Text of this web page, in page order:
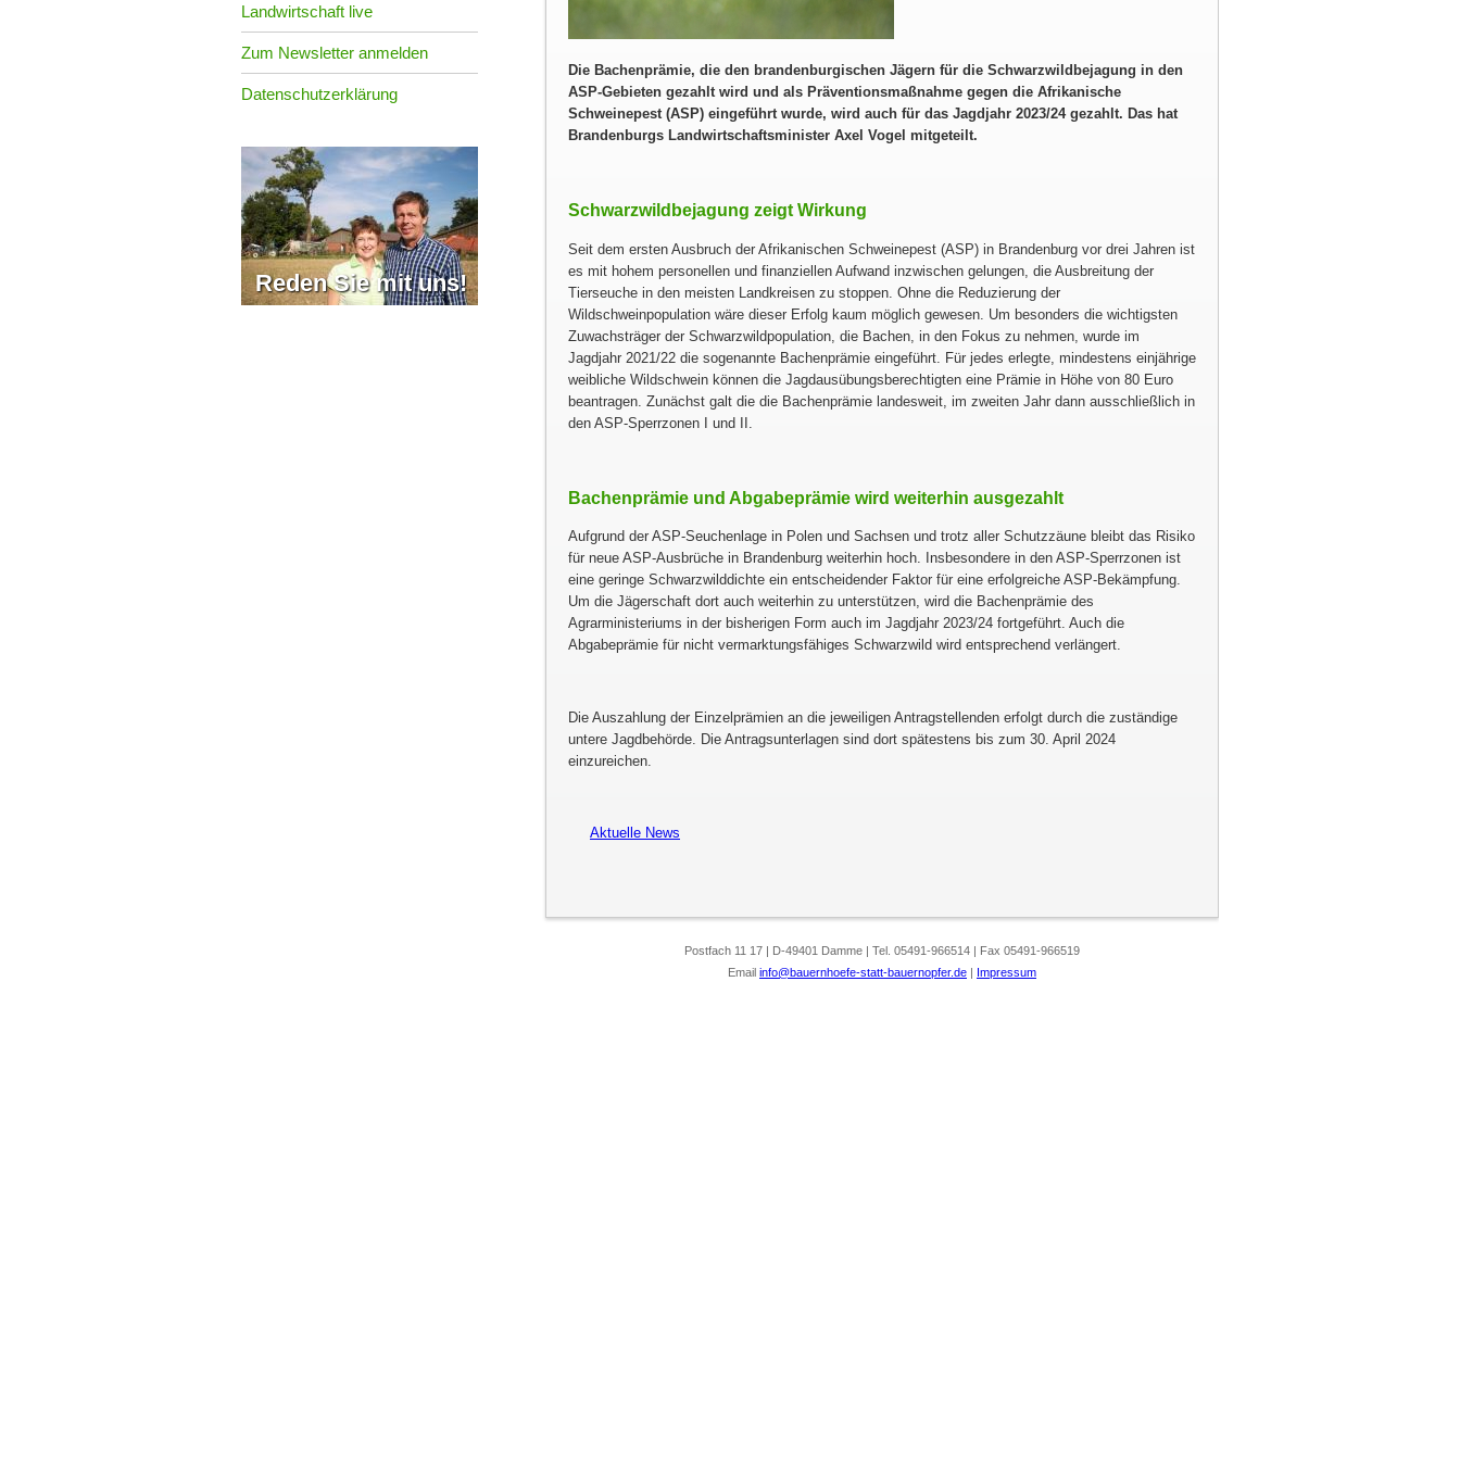
Landwirtschaft live
Zum Newsletter anmelden
Datenschutzerklärung
Reden Sie mit uns!
Die Bachenprämie, die den brandenburgischen Jägern für die Schwarzwildbejagung in den
ASP-Gebieten gezahlt wird und als Präventionsmaßnahme gegen die Afrikanische
Schweinepest (ASP) eingeführt wurde, wird auch für das Jagdjahr 2023/24 gezahlt. Das hat
Brandenburgs Landwirtschaftsminister Axel Vogel mitgeteilt.
Schwarzwildbejagung zeigt Wirkung
Seit dem ersten Ausbruch der Afrikanischen Schweinepest (ASP) in Brandenburg vor drei Jahren ist
es mit hohem personellen und finanziellen Aufwand inzwischen gelungen, die Ausbreitung der
Tierseuche in den meisten Landkreisen zu stoppen. Ohne die Reduzierung der
Wildschweinpopulation wäre dieser Erfolg kaum möglich gewesen. Um besonders die wichtigsten
Zuwachsträger der Schwarzwildpopulation, die Bachen, in den Fokus zu nehmen, wurde im
Jagdjahr 2021/22 die sogenannte Bachenprämie eingeführt. Für jedes erlegte, mindestens einjährige
weibliche Wildschwein können die Jagdausübungsberechtigten eine Prämie in Höhe von 80 Euro
beantragen. Zunächst galt die die Bachenprämie landesweit, im zweiten Jahr dann ausschließlich in
den ASP-Sperrzonen I und II.
Bachenprämie und Abgabeprämie wird weiterhin ausgezahlt
Aufgrund der ASP-Seuchenlage in Polen und Sachsen und trotz aller Schutzzäune bleibt das Risiko
für neue ASP-Ausbrüche in Brandenburg weiterhin hoch. Insbesondere in den ASP-Sperrzonen ist
eine geringe Schwarzwilddichte ein entscheidender Faktor für eine erfolgreiche ASP-Bekämpfung.
Um die Jägerschaft dort auch weiterhin zu unterstützen, wird die Bachenprämie des
Agrarministeriums in der bisherigen Form auch im Jagdjahr 2023/24 fortgeführt. Auch die
Abgabeprämie für nicht vermarktungsfähiges Schwarzwild wird entsprechend verlängert.
Die Auszahlung der Einzelprämien an die jeweiligen Antragstellenden erfolgt durch die zuständige
untere Jagdbehörde. Die Antragsunterlagen sind dort spätestens bis zum 30. April 2024
einzureichen.
Aktuelle News
Postfach 11 17 | D-49401 Damme | Tel. 05491-966514 | Fax 05491-966519
Email info@bauernhoefe-statt-bauernopfer.de | Impressum